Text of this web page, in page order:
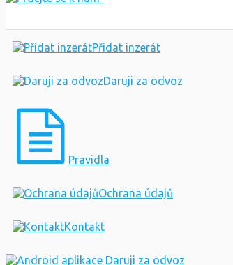
Přidat inzerát
Daruji za odvoz
Pravidla
Ochrana údajů
Kontakt